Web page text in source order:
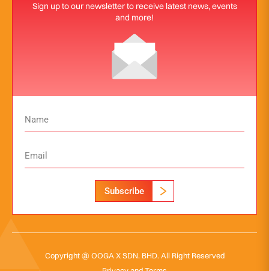
Sign up to our newsletter to receive latest news, events
and more!
Subscribe
Copyright @ OOGA X SDN. BHD. All Right Reserved